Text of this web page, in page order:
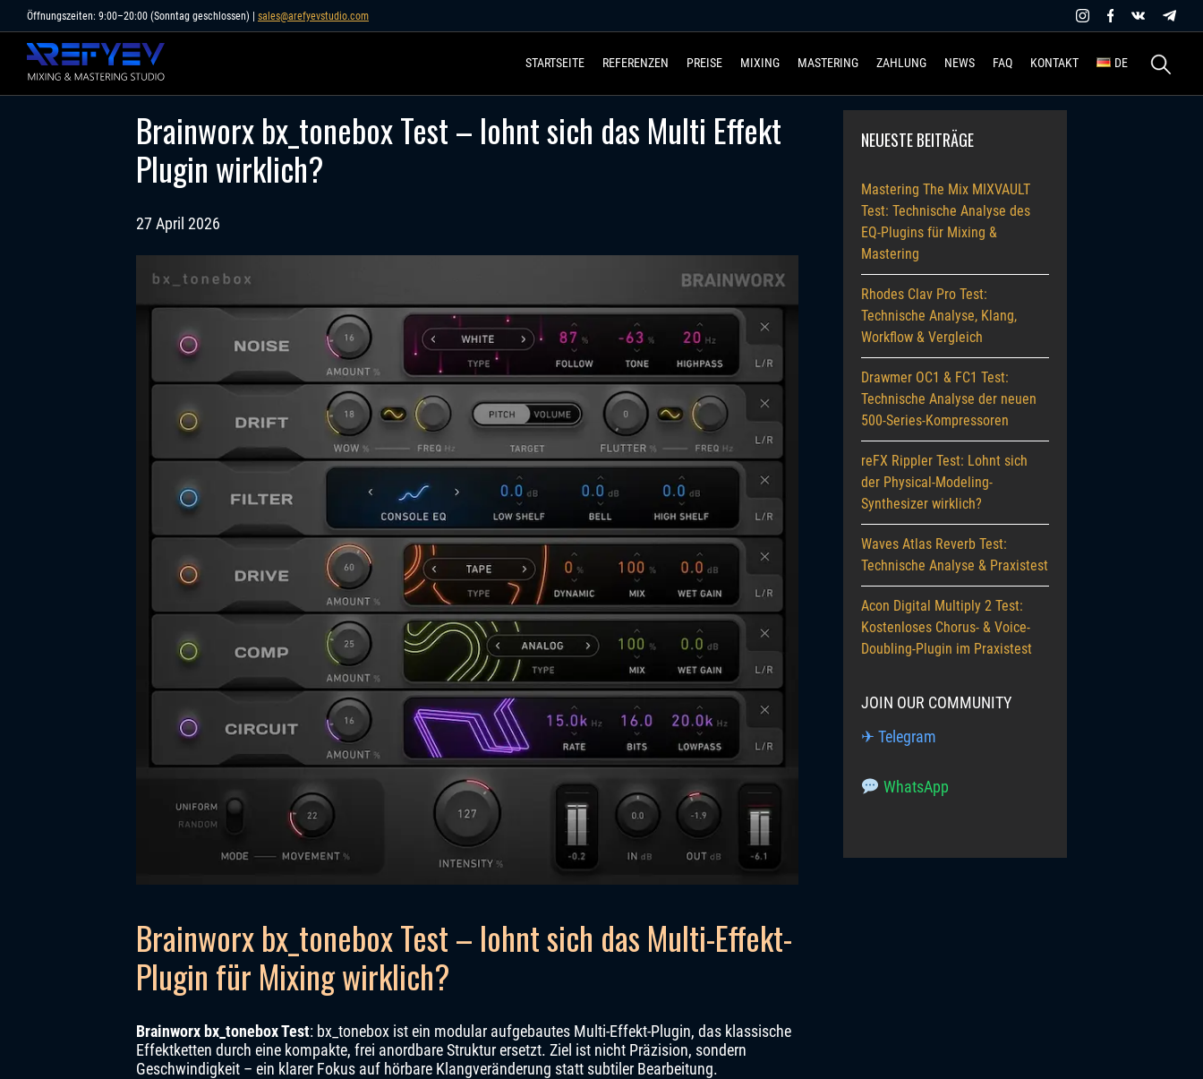
to
content
Öffnungszeiten: 9:00–20:00 (Sonntag geschlossen) | sales@arefyevstudio.com
STARTSEITE REFERENZEN PREISE MIXING MASTERING ZAHLUNG NEWS FAQ KONTAKT DE
Suchen
nach:
Brainworx bx_tonebox Test – lohnt sich das Multi Effekt
Plugin wirklich?
27 April 2026
Brainworx bx_tonebox Test – lohnt sich das Multi-Effekt-
Plugin für Mixing wirklich?
Brainworx bx_tonebox Test: bx_tonebox ist ein modular aufgebautes Multi-Effekt-Plugin, das klassische
Effektketten durch eine kompakte, frei anordbare Struktur ersetzt. Ziel ist nicht Präzision, sondern
Geschwindigkeit – ein klarer Fokus auf hörbare Klangveränderung statt subtiler Bearbeitung.
NEUESTE BEITRÄGE
Mastering The Mix MIXVAULT
Test: Technische Analyse des
EQ-Plugins für Mixing &
Mastering
Rhodes Clav Pro Test:
Technische Analyse, Klang,
Workflow & Vergleich
Drawmer OC1 & FC1 Test:
Technische Analyse der neuen
500-Series-Kompressoren
reFX Rippler Test: Lohnt sich
der Physical-Modeling-
Synthesizer wirklich?
Waves Atlas Reverb Test:
Technische Analyse & Praxistest
Acon Digital Multiply 2 Test:
Kostenloses Chorus- & Voice-
Doubling-Plugin im Praxistest
JOIN OUR COMMUNITY
✈ Telegram
WhatsApp